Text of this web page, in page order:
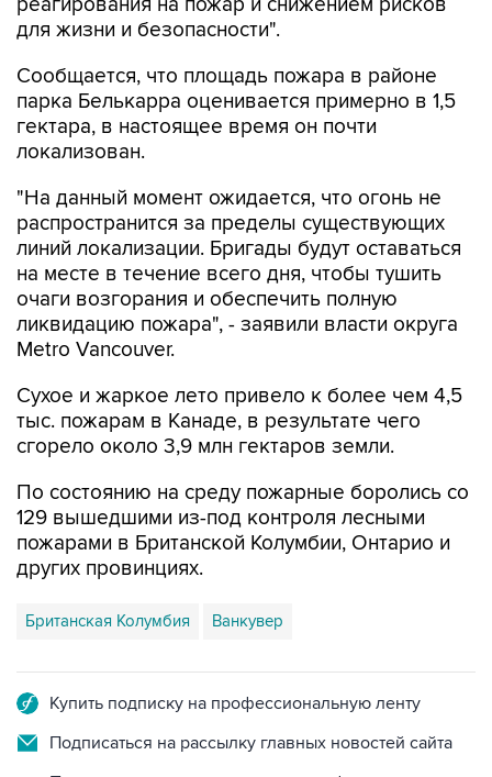
для жизни и безопасности".
Сообщается, что площадь пожара в районе
парка Белькарра оценивается примерно в 1,5
гектара, в настоящее время он почти
локализован.
"На данный момент ожидается, что огонь не
распространится за пределы существующих
линий локализации. Бригады будут оставаться
на месте в течение всего дня, чтобы тушить
очаги возгорания и обеспечить полную
ликвидацию пожара", - заявили власти округа
Metro Vancouver.
Сухое и жаркое лето привело к более чем 4,5
тыс. пожарам в Канаде, в результате чего
сгорело около 3,9 млн гектаров земли.
По состоянию на среду пожарные боролись со
129 вышедшими из-под контроля лесными
пожарами в Британской Колумбии, Онтарио и
других провинциях.
Британская Колумбия Ванкувер
Купить подписку на профессиональную ленту
Подписаться на рассылку главных новостей сайта